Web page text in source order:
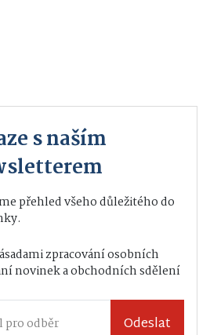
s naším
přehled všeho důležitého do
zpracování osobních
novinek a obchodních sdělení
Odeslat